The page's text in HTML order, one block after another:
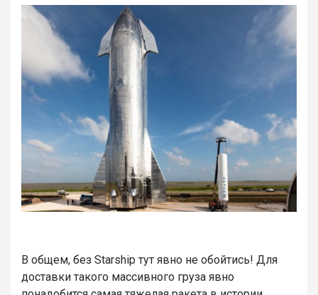
В общем, без Starship тут явно не обойтись! Для
доставки такого массивного груза явно